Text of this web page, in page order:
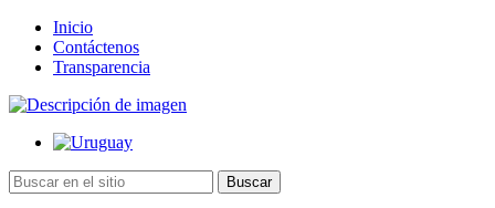
Inicio
Contáctenos
Transparencia